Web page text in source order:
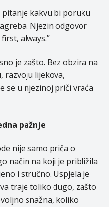
pitanje kakvu bi poruku
Njezin odgovor
always.”
je zašto. Bez obzira na
razvoju lijekova,
se u njezinoj priči vraća
pažnje
nije samo priča o
način na koji je približila
i stručno. Uspjela je
traje toliko dugo, zašto
snažna, koliko